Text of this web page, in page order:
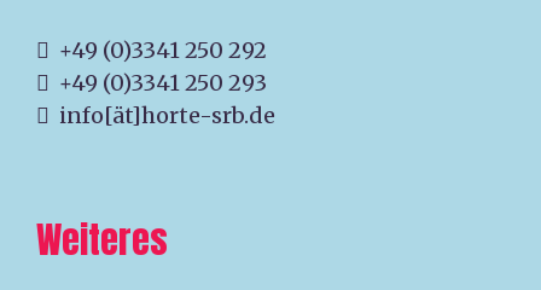
+49 (0)3341 250 292
+49 (0)3341 250 293
info[ät]horte-srb.de
Weiteres